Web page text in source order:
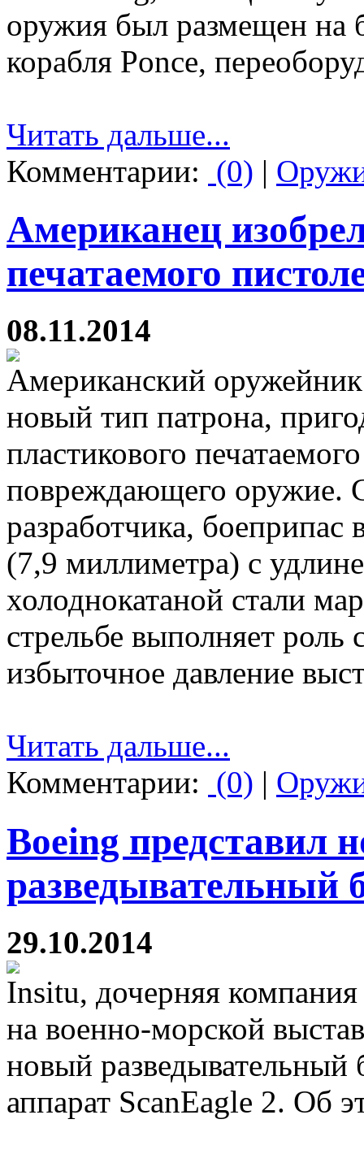
оружия был размещен на
корабля Ponce,
Читать дальше...
Комментарии: (0) |
Американец
печатаемого
08.11.2014
Американский
новый тип патрона,
пластикового
повреждающего оружие.
разработчика,
(7,9 миллиметра) с
холоднокатаной стали
стрельбе выполняет роль
избыточное давление
Читать дальше...
Комментарии: (0) |
Boeing представил
разведывательный
29.10.2014
Insitu, дочерняя
на военно-морской
новый разведывательный
аппарат ScanEagle 2. Об